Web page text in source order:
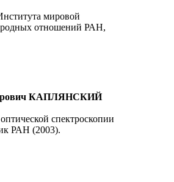
мировой
отношений РАН,
КАПЛЯНСКИЙ
спектроскопии
РАН (2003).